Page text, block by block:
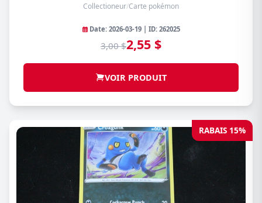
Collectioneur/Carte pokémon
Date: 2026-03-19 | ID: 262025
3,00 $2,55 $
VOIR PRODUIT
RABAIS 15%